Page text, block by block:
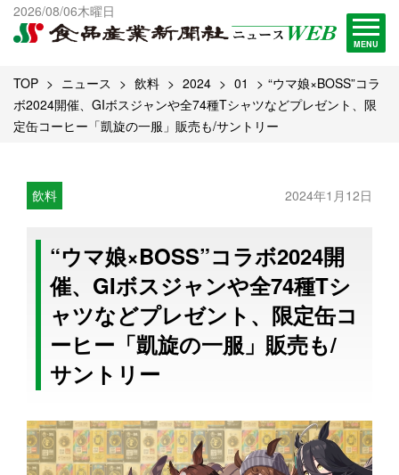
2026/08/06木曜日
MENU
出版物一覧へ
試読・購読申し込み
TOP ニュース 飲料 2024 01
“ウマ娘×BOSS”コラ
ボ2024開催、GIボスジャンや全74種Tシャツなどプレゼント、限
定缶コーヒー「凱旋の一服」販売も/サントリー
飲料 2024年1月12日
“ウマ娘×BOSS”コラボ2024開
催、GIボスジャンや全74種Tシ
ャツなどプレゼント、限定缶コ
ーヒー「凱旋の一服」販売も/
サントリー